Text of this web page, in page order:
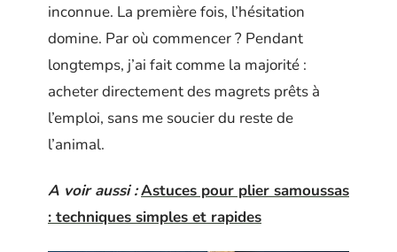
inconnue. La première fois, l’hésitation
domine. Par où commencer ? Pendant
longtemps, j’ai fait comme la majorité :
acheter directement des magrets prêts à
l’emploi, sans me soucier du reste de
l’animal.
A voir aussi :Astuces pour plier samoussas
: techniques simples et rapides